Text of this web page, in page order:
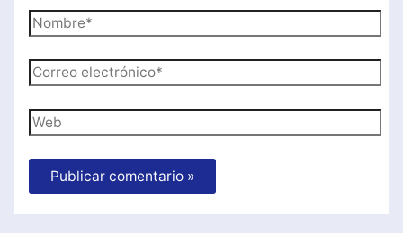
Nombre*
Correo
electrónico*
Web